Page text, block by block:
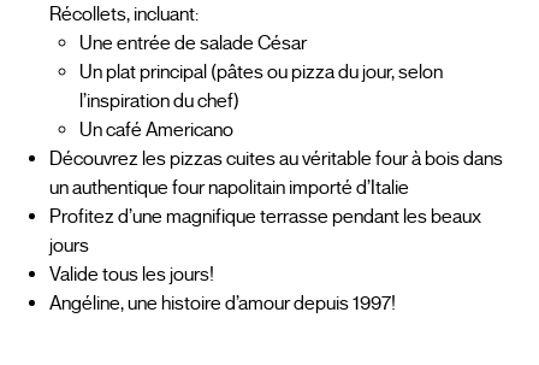
Récollets, incluant:
Une entrée de salade César
Un plat principal (pâtes ou pizza du jour, selon
l’inspiration du chef)
Un café Americano
Découvrez les pizzas cuites au véritable four à bois dans
un authentique four napolitain importé d’Italie
Profitez d’une magnifique terrasse pendant les beaux
jours
Valide tous les jours!
Angéline, une histoire d’amour depuis 1997!